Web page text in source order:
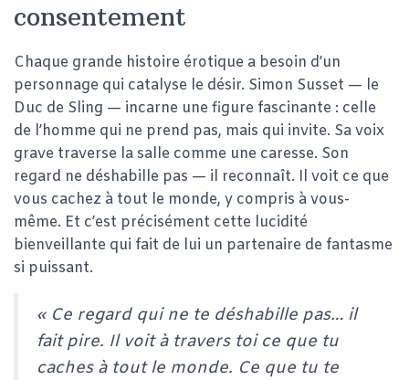
consentement
Chaque grande histoire érotique a besoin d’un
personnage qui catalyse le désir. Simon Susset — le
Duc de Sling — incarne une figure fascinante : celle
de l’homme qui ne prend pas, mais qui invite. Sa voix
grave traverse la salle comme une caresse. Son
regard ne déshabille pas — il reconnaît. Il voit ce que
vous cachez à tout le monde, y compris à vous-
même. Et c’est précisément cette lucidité
bienveillante qui fait de lui un partenaire de fantasme
si puissant.
« Ce regard qui ne te déshabille pas… il
fait pire. Il voit à travers toi ce que tu
caches à tout le monde. Ce que tu te